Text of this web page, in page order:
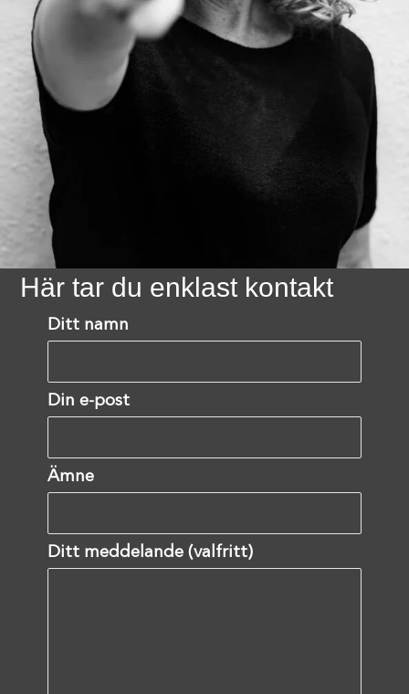
Här tar du enklast kontakt
Ditt namn
Din e-post
Ämne
Ditt meddelande (valfritt)